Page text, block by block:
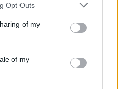
Opt Outs
of my
of my
jest ściśle
oraz
narodu polskiego.
topiką